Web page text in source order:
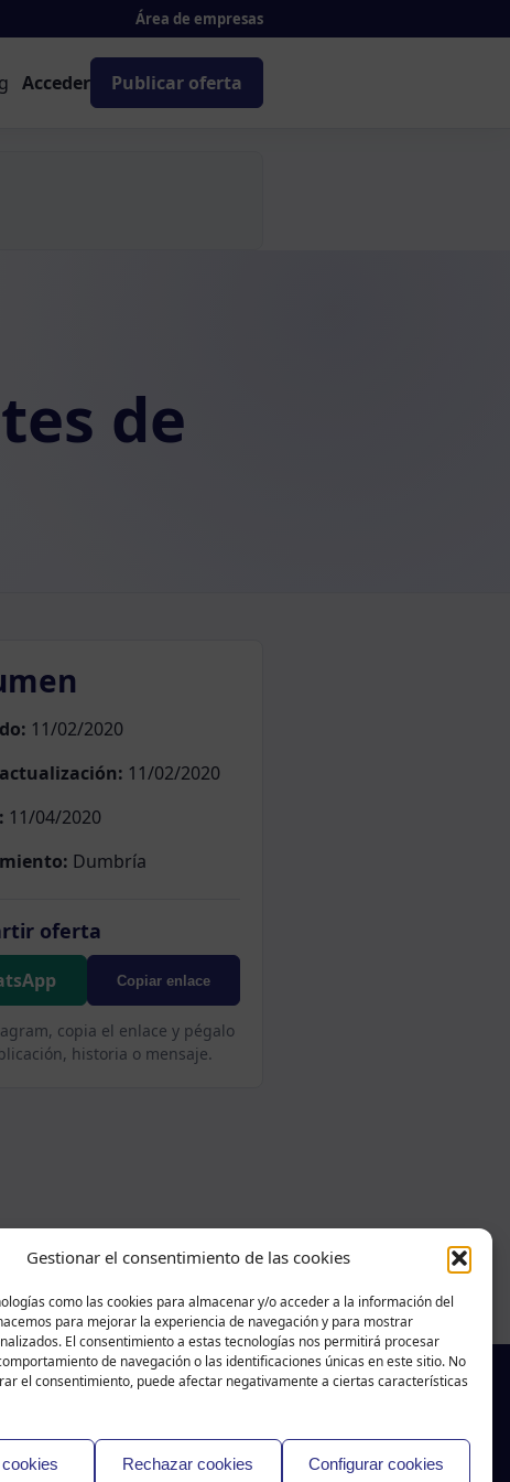
Gestionar el consentimiento de las cookies
como las cookies para almacenar y/o acceder a la información del
para mejorar la experiencia de navegación y para mostrar
El consentimiento a estas tecnologías nos permitirá procesar
de navegación o las identificaciones únicas en este sitio. No
el consentimiento, puede afectar negativamente a ciertas características
Rechazar cookies Configurar cookies
Área de empresas
Acceder Publicar oferta
de
11/02/2020
11/02/2020
11/04/2020
Dumbría
oferta
Copiar enlace
copia el enlace y pégalo
historia o mensaje.
na Costa|Aviso legal-
cookies
Política de privacidad